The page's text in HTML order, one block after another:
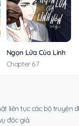
Ngọn Lửa Của Linh Hồn
Chapter 67
liên tục các bộ truyện
độc giả.